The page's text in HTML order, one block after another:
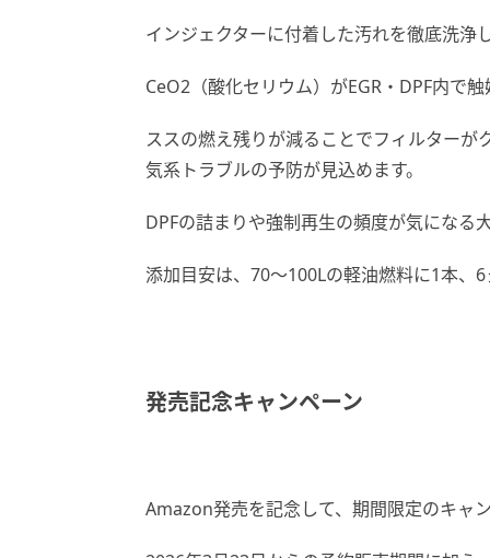
インジェクターに付着した汚れを徹底洗浄
CeO2（酸化セリウム）がEGR・DPF内で
ススの燃え残りが減ることでフィルター
気系トラブルの予防が見込めます。
DPFの詰まりや強制再生の頻度が気になる
添加目安は、70〜100Lの軽油燃料に1本、
発売記念キャンペーン
Amazon発売を記念して、期間限定のキャ